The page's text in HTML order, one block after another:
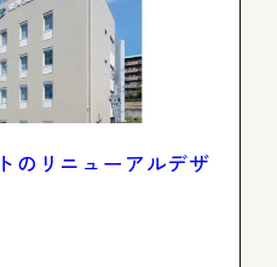
のリニューアルデザ